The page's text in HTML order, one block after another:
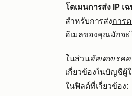
โดเมนการส่ง IP เ
สำหรับการส่งการ
อีเมลของคุณมักจะ
ในส่วนอัพเดทเรค
เกี่ยวข้องในบัญชีผู้
ในฟิลด์ที่เกี่ยวข้อง: